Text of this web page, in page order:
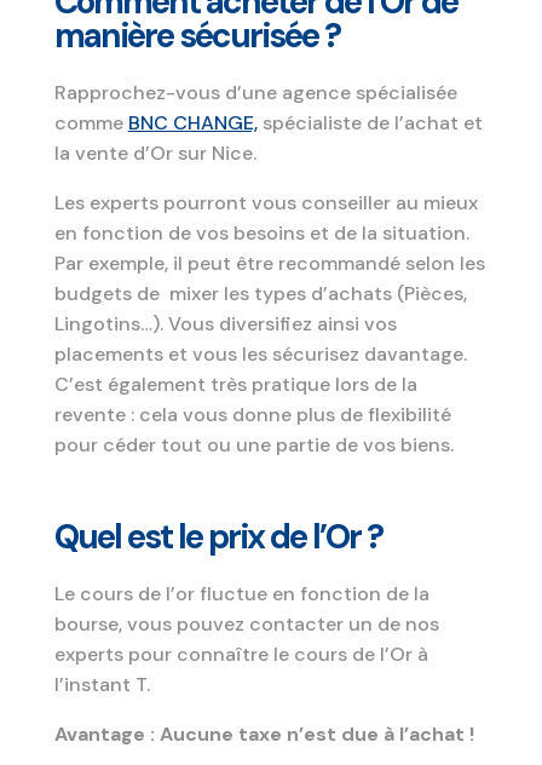
manière sécurisée ?
Rapprochez-vous d’une agence spécialisée
comme BNC CHANGE, spécialiste de l’achat et
la vente d’Or sur Nice.
Les experts pourront vous conseiller au mieux
en fonction de vos besoins et de la situation.
Par exemple, il peut être recommandé selon les
budgets de mixer les types d’achats (Pièces,
Lingotins…). Vous diversifiez ainsi vos
placements et vous les sécurisez davantage.
C’est également très pratique lors de la
revente : cela vous donne plus de flexibilité
pour céder tout ou une partie de vos biens.
Quel est le prix de l’Or ?
Le cours de l’or fluctue en fonction de la
bourse, vous pouvez contacter un de nos
experts pour connaître le cours de l’Or à
l’instant T.
Avantage : Aucune taxe n’est due à l’achat !